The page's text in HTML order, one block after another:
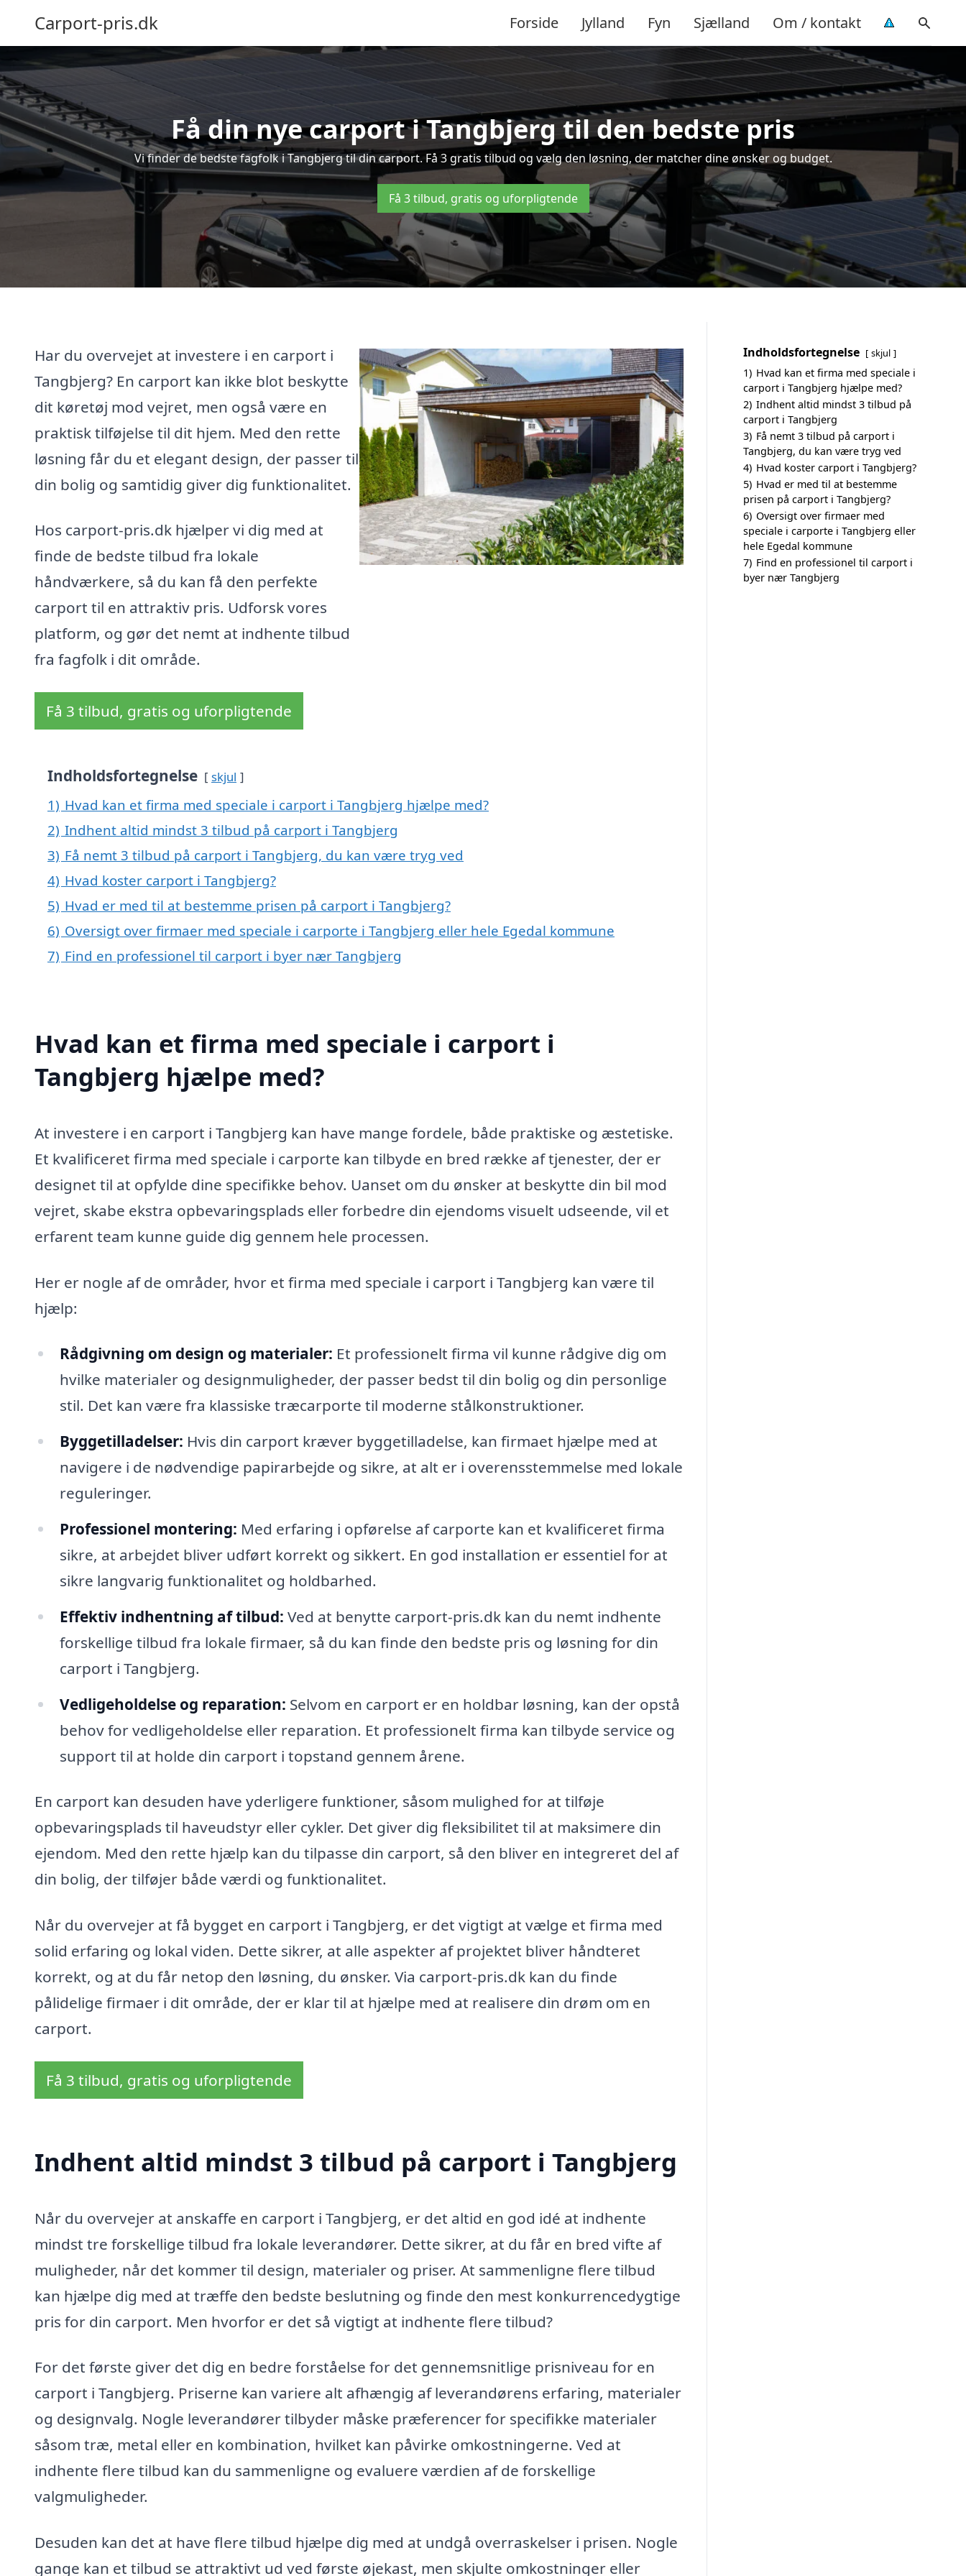
Carport-pris.dk Forside Jylland Fyn Sjælland Om / kontakt
Få din nye carport i Tangbjerg til den bedste pris
Vi finder de bedste fagfolk i Tangbjerg til din carport. Få 3 gratis tilbud og vælg den løsning, der matcher dine ønsker og budget.
Få 3 tilbud, gratis og uforpligtende
Har du overvejet at investere i en carport i
Tangbjerg? En carport kan ikke blot beskytte
dit køretøj mod vejret, men også være en
praktisk tilføjelse til dit hjem. Med den rette
løsning får du et elegant design, der passer til
din bolig og samtidig giver dig funktionalitet.
Hos carport-pris.dk hjælper vi dig med at
finde de bedste tilbud fra lokale
håndværkere, så du kan få den perfekte
carport til en attraktiv pris. Udforsk vores
platform, og gør det nemt at indhente tilbud
fra fagfolk i dit område.
Få 3 tilbud, gratis og uforpligtende
Indholdsfortegnelse skjul
1) Hvad kan et firma med speciale i carport i Tangbjerg hjælpe med?
2) Indhent altid mindst 3 tilbud på carport i Tangbjerg
3) Få nemt 3 tilbud på carport i Tangbjerg, du kan være tryg ved
4) Hvad koster carport i Tangbjerg?
5) Hvad er med til at bestemme prisen på carport i Tangbjerg?
6) Oversigt over firmaer med speciale i carporte i Tangbjerg eller hele Egedal kommune
7) Find en professionel til carport i byer nær Tangbjerg
Hvad kan et firma med speciale i carport i
Tangbjerg hjælpe med?
At investere i en carport i Tangbjerg kan have mange fordele, både praktiske og æstetiske.
Et kvalificeret firma med speciale i carporte kan tilbyde en bred række af tjenester, der er
designet til at opfylde dine specifikke behov. Uanset om du ønsker at beskytte din bil mod
vejret, skabe ekstra opbevaringsplads eller forbedre din ejendoms visuelt udseende, vil et
erfarent team kunne guide dig gennem hele processen.
Her er nogle af de områder, hvor et firma med speciale i carport i Tangbjerg kan være til
hjælp:
Rådgivning om design og materialer: Et professionelt firma vil kunne rådgive dig om
hvilke materialer og designmuligheder, der passer bedst til din bolig og din personlige
stil. Det kan være fra klassiske træcarporte til moderne stålkonstruktioner.
Byggetilladelser: Hvis din carport kræver byggetilladelse, kan firmaet hjælpe med at
navigere i de nødvendige papirarbejde og sikre, at alt er i overensstemmelse med lokale
reguleringer.
Professionel montering: Med erfaring i opførelse af carporte kan et kvalificeret firma
sikre, at arbejdet bliver udført korrekt og sikkert. En god installation er essentiel for at
sikre langvarig funktionalitet og holdbarhed.
Effektiv indhentning af tilbud: Ved at benytte carport-pris.dk kan du nemt indhente
forskellige tilbud fra lokale firmaer, så du kan finde den bedste pris og løsning for din
carport i Tangbjerg.
Vedligeholdelse og reparation: Selvom en carport er en holdbar løsning, kan der opstå
behov for vedligeholdelse eller reparation. Et professionelt firma kan tilbyde service og
support til at holde din carport i topstand gennem årene.
En carport kan desuden have yderligere funktioner, såsom mulighed for at tilføje
opbevaringsplads til haveudstyr eller cykler. Det giver dig fleksibilitet til at maksimere din
ejendom. Med den rette hjælp kan du tilpasse din carport, så den bliver en integreret del af
din bolig, der tilføjer både værdi og funktionalitet.
Når du overvejer at få bygget en carport i Tangbjerg, er det vigtigt at vælge et firma med
solid erfaring og lokal viden. Dette sikrer, at alle aspekter af projektet bliver håndteret
korrekt, og at du får netop den løsning, du ønsker. Via carport-pris.dk kan du finde
pålidelige firmaer i dit område, der er klar til at hjælpe med at realisere din drøm om en
carport.
Få 3 tilbud, gratis og uforpligtende
Indhent altid mindst 3 tilbud på carport i Tangbjerg
Når du overvejer at anskaffe en carport i Tangbjerg, er det altid en god idé at indhente
mindst tre forskellige tilbud fra lokale leverandører. Dette sikrer, at du får en bred vifte af
muligheder, når det kommer til design, materialer og priser. At sammenligne flere tilbud
kan hjælpe dig med at træffe den bedste beslutning og finde den mest konkurrencedygtige
pris for din carport. Men hvorfor er det så vigtigt at indhente flere tilbud?
For det første giver det dig en bedre forståelse for det gennemsnitlige prisniveau for en
carport i Tangbjerg. Priserne kan variere alt afhængig af leverandørens erfaring, materialer
og designvalg. Nogle leverandører tilbyder måske præferencer for specifikke materialer
såsom træ, metal eller en kombination, hvilket kan påvirke omkostningerne. Ved at
indhente flere tilbud kan du sammenligne og evaluere værdien af de forskellige
valgmuligheder.
Desuden kan det at have flere tilbud hjælpe dig med at undgå overraskelser i prisen. Nogle
gange kan et tilbud se attraktivt ud ved første øjekast, men skjulte omkostninger eller
Indholdsfortegnelse skjul
1) Hvad kan et firma med speciale i
carport i Tangbjerg hjælpe med?
2) Indhent altid mindst 3 tilbud på
carport i Tangbjerg
3) Få nemt 3 tilbud på carport i
Tangbjerg, du kan være tryg ved
4) Hvad koster carport i Tangbjerg?
5) Hvad er med til at bestemme
prisen på carport i Tangbjerg?
6) Oversigt over firmaer med
speciale i carporte i Tangbjerg eller
hele Egedal kommune
7) Find en professionel til carport i
byer nær Tangbjerg